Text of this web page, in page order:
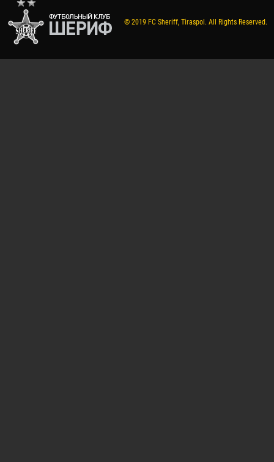
© 2019 FC Sheriff, Tiraspol. All Rights Reserved.